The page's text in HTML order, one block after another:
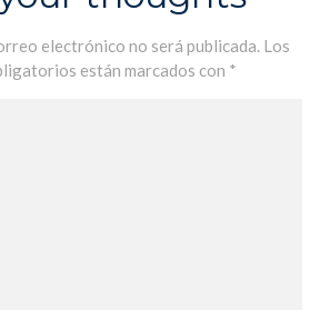
electrónico no será publicada. Los
están marcados con *